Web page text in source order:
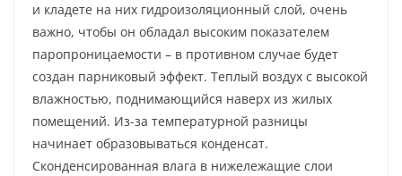
и кладете на них гидроизоляционный слой, очень
важно, чтобы он обладал высоким показателем
паропроницаемости – в противном случае будет
создан парниковый эффект. Теплый воздух с высокой
влажностью, поднимающийся наверх из жилых
помещений. Из-за температурной разницы
начинает образовываться конденсат.
Сконденсированная влага в нижележащие слои